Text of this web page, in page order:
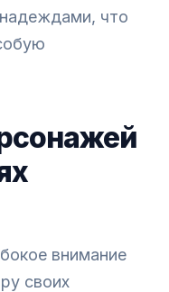
что
внимание
своих